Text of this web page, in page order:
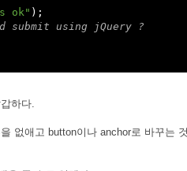
ok" );
submit using jQuery ?
하다.
없애고 button이나 anchor로 바꾸는